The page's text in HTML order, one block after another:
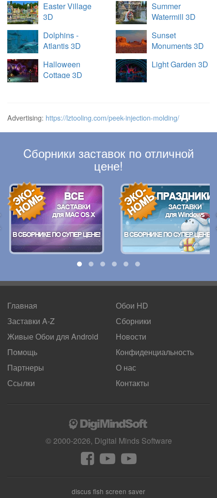
Easter Village
3D
Summer
Watermill 3D
Dolphins -
Atlantis 3D
Sunset
Monuments 3D
Halloween
Cottage 3D
Light Garden 3D
Advertising: https://lztooling.com/peek-injection-molding/
Cборники заставок по отличной
цене!
Главная
Заставки A-Z
Живые Обои для Android
Обои HD
Сборники
Новости
Помощь
Партнеры
Ссылки
Конфиденциальность
О нас
Контакты
© 2000-2026, Digital Minds Software
discus fish screen saver